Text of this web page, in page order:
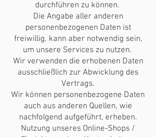
durchführen zu können.
Die Angabe aller anderen
personenbezogenen Daten ist
freiwillig, kann aber notwendig sein,
um unsere Services zu nutzen.
Wir verwenden die erhobenen Daten
ausschließlich zur Abwicklung des
Vertrags.
Wir können personenbezogene Daten
auch aus anderen Quellen, wie
nachfolgend aufgeführt, erheben.
Nutzung unseres Online-Shops /